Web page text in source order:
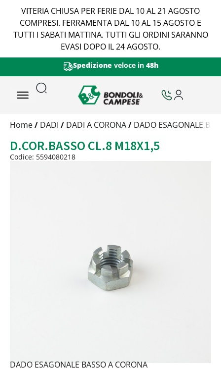
VITERIA CHIUSA PER FERIE DAL 10 AL 21 AGOSTO
COMPRESI. FERRAMENTA DAL 10 AL 15 AGOSTO E
TUTTI I SABATI MATTINA. TUTTI GLI ORDINI SARANNO
EVASI DOPO IL 24 AGOSTO.
Spedizione veloce in 48h
Trattamento
Peso
Quantità
Home/ DADI / DADI A CORONA/ DADO ESAGONALE
D.COR.BASSO CL.8 M18X1,5
Codice: 5594080218
DADO ESAGONALE BASSO A CORONA